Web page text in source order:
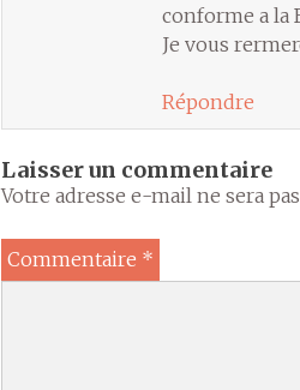
conforme a la
Je vous
Répondre
Laisser un commentaire
Votre adresse e-mail ne sera
Commentaire *